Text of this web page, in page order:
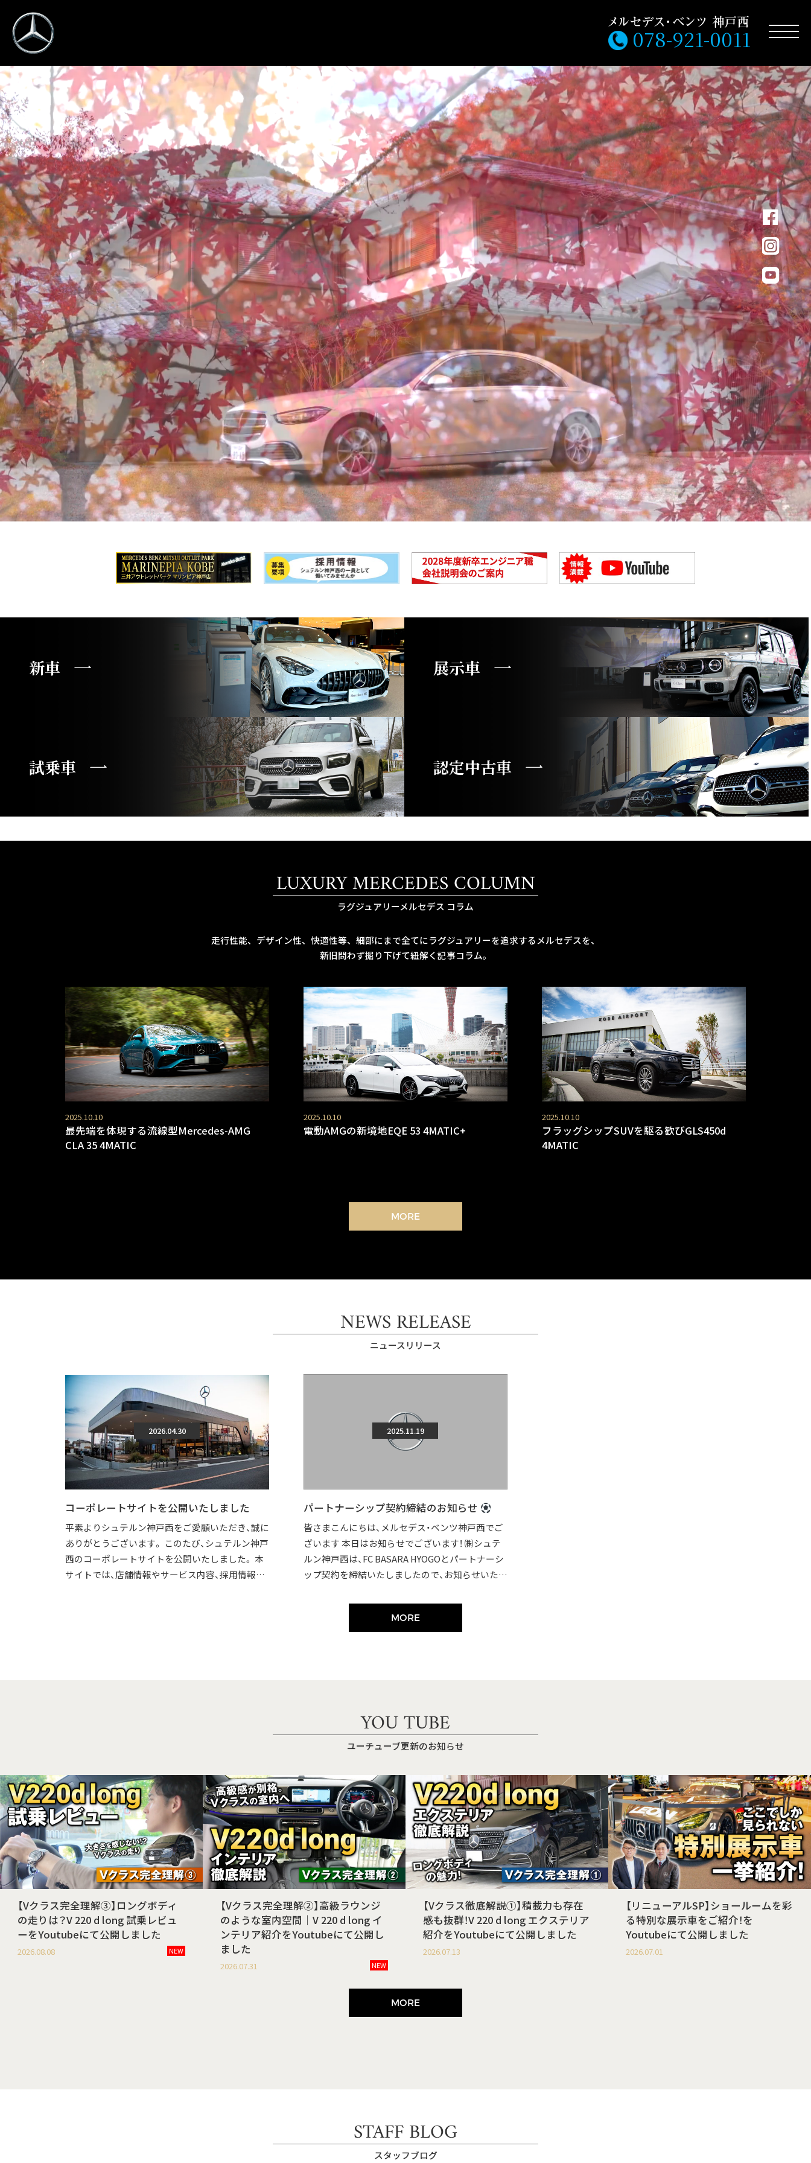
078-921-0011
新車 展示車
試乗車 認定中古車
LUXURY MERCEDES COLUMN
ラグジュアリーメルセデス コラム
走行性能、デザイン性、快適性等、細部にまで全てにラグジュアリーを追求するメルセデスを、
新旧問わず掘り下げて紐解く記事コラム。
2025.10.10
最先端を体現する流線型Mercedes-AMG
CLA 35 4MATIC
2025.10.10
電動AMGの新境地EQE 53 4MATIC+
2025.10.10
フラッグシップSUVを駆る歓びGLS450d
4MATIC
MORE
NEWS RELEASE
ニュースリリース
2026.04.30
コーポレートサイトを公開いたしました
平素よりシュテルン神戸西をご愛顧いただき、誠に
ありがとうございます。 このたび、シュテルン神戸
西のコーポレートサイトを公開いたしました。 本
サイトでは、店舗情報やサービス内容、採用情報な
2025.11.19
パートナーシップ契約締結のお知らせ
皆さまこんにちは、メルセデス・ベンツ神戸西でご
ざいます 本日はお知らせでございます！ ㈱シュテ
ルン神戸西は、FC BASARA HYOGOとパートナーシ
ップ契約を締結いたしましたので、お知らせいたし
MORE
YOU TUBE
ユーチューブ更新のお知らせ
【Vクラス完全理解③】ロングボディ
の走りは？V 220 d long 試乗レビュ
ーをYoutubeにて公開しました
2026.08.08 NEW
【Vクラス完全理解②】高級ラウンジ
のような室内空間｜V 220 d long イ
ンテリア紹介をYoutubeにて公開し
ました
2026.07.31 NEW
【Vクラス徹底解説①】積載力も存在
感も抜群！V 220 d long エクステリア
紹介をYoutubeにて公開しました
2026.07.13
【リニューアルSP】ショールームを彩
る特別な展示車をご紹介！を
Youtubeにて公開しました
2026.07.01
MORE
STAFF BLOG
スタッフブログ